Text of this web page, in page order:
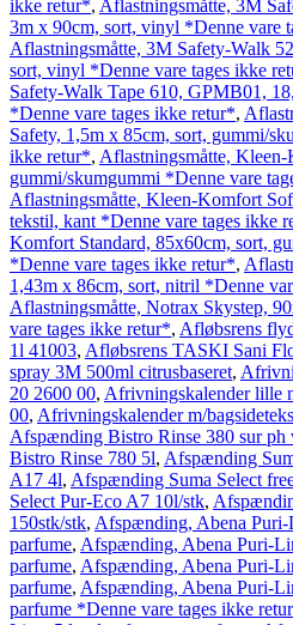
ikke retur*, Aflastningsmåtte, 3M
3m x 90cm, sort, vinyl *Denne vare
Aflastningsmåtte, 3M Safety-Walk
sort, vinyl *Denne vare tages ikke
Safety-Walk Tape 610, GPMB01,
*Denne vare tages ikke retur*,
Safety, 1,5m x 85cm, sort, gummi/
ikke retur*, Aflastningsmåtte,
gummi/skumgummi *Denne vare
Aflastningsmåtte, Kleen-Komfort
tekstil, kant *Denne vare tages ikke
Komfort Standard, 85x60cm, sort,
*Denne vare tages ikke retur*,
1,43m x 86cm, sort, nitril *Denne
Aflastningsmåtte, Notrax Skystep,
vare tages ikke retur*, Afløbsrens
1l 41003, Afløbsrens TASKI Sani
spray 3M 500ml citrusbaseret,
20 2600 00, Afrivningskalender lille
00, Afrivningskalender m/
Afspænding Bistro Rinse 380 sur
Bistro Rinse 780 5l, Afspænding
A17 4l, Afspænding Suma Select
Select Pur-Eco A7 10l/stk,
150stk/stk, Afspænding, Abena
parfume, Afspænding, Abena Puri-
parfume, Afspænding, Abena Puri-
parfume, Afspænding, Abena Puri-
parfume *Denne vare tages ikke